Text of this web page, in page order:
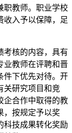
职教师。职业学校
收入予以保障，足
考核的内容，具有
业教师在评聘和晋
件下优先对待。开
关研究项目和竞
企合作中取得的教
，按规定予以奖
科技成果转化奖励